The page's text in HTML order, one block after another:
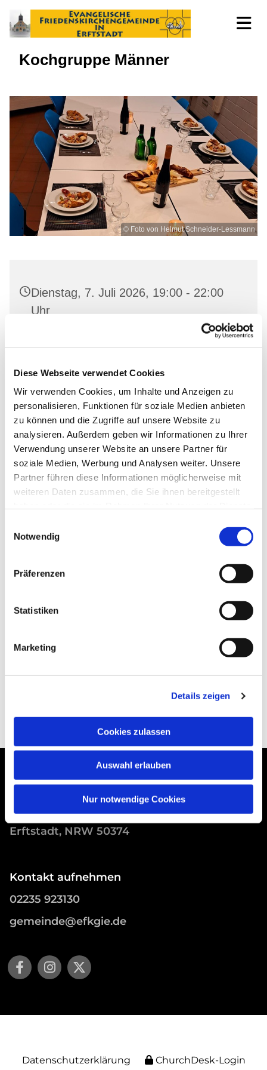
Diese Webseite verwendet Cookies
Wir verwenden Cookies, um Inhalte und Anzeigen zu
personalisieren, Funktionen für soziale Medien anbieten
zu können und die Zugriffe auf unsere Website zu
analysieren. Außerdem geben wir Informationen zu Ihrer
Verwendung unserer Website an unsere Partner für
soziale Medien, Werbung und Analysen weiter. Unsere
Partner führen diese Informationen möglicherweise mit
weiteren Daten zusammen, die Sie ihnen bereitgestellt
Notwendig
Präferenzen
Statistiken
Marketing
Details zeigen
Cookies zulassen
Auswahl erlauben
Nur notwendige Cookies
Kochgruppe Männer
© Foto von Helmut Schneider-Lessmann
Dienstag, 7. Juli 2026, 19:00 - 22:00
Uhr
Dies könnte Sie auch
interessieren
Schlunkweg 52
Erftstadt, NRW 50374
Kontakt aufnehmen
02235 923130
gemeinde@efkgie.de
Datenschutzerklärung ChurchDesk-Login